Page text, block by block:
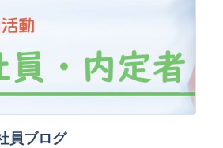
員ブログ